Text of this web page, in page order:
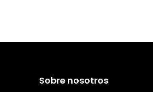
Sobre nosotros